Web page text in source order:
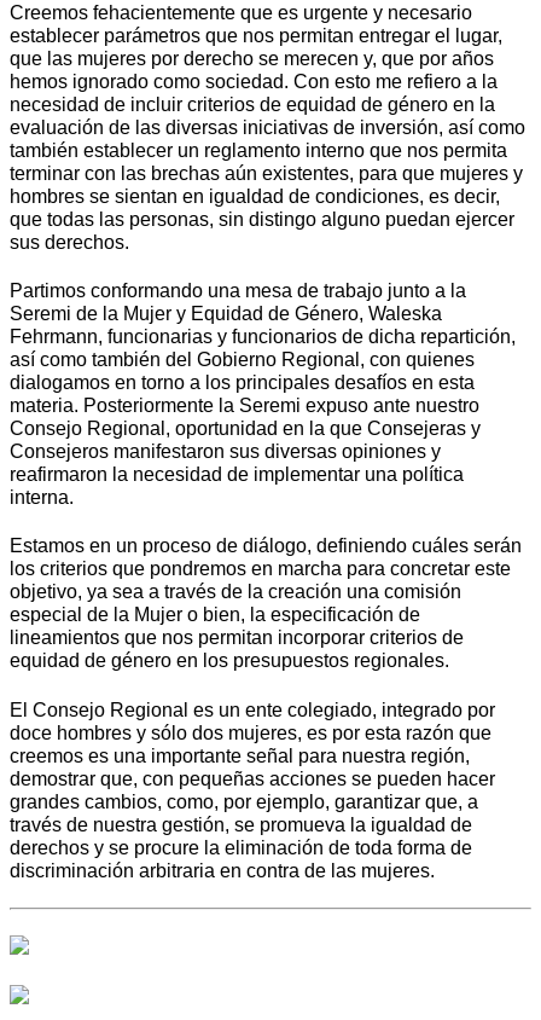
Creemos fehacientemente que es urgente y necesario
establecer parámetros que nos permitan entregar el lugar,
que las mujeres por derecho se merecen y, que por años
hemos ignorado como sociedad. Con esto me refiero a la
necesidad de incluir criterios de equidad de género en la
evaluación de las diversas iniciativas de inversión, así como
también establecer un reglamento interno que nos permita
terminar con las brechas aún existentes, para que mujeres y
hombres se sientan en igualdad de condiciones, es decir,
que todas las personas, sin distingo alguno puedan ejercer
sus derechos.
Partimos conformando una mesa de trabajo junto a la
Seremi de la Mujer y Equidad de Género, Waleska
Fehrmann, funcionarias y funcionarios de dicha repartición,
así como también del Gobierno Regional, con quienes
dialogamos en torno a los principales desafíos en esta
materia. Posteriormente la Seremi expuso ante nuestro
Consejo Regional, oportunidad en la que Consejeras y
Consejeros manifestaron sus diversas opiniones y
reafirmaron la necesidad de implementar una política
interna.
Estamos en un proceso de diálogo, definiendo cuáles serán
los criterios que pondremos en marcha para concretar este
objetivo, ya sea a través de la creación una comisión
especial de la Mujer o bien, la especificación de
lineamientos que nos permitan incorporar criterios de
equidad de género en los presupuestos regionales.
El Consejo Regional es un ente colegiado, integrado por
doce hombres y sólo dos mujeres, es por esta razón que
creemos es una importante señal para nuestra región,
demostrar que, con pequeñas acciones se pueden hacer
grandes cambios, como, por ejemplo, garantizar que, a
través de nuestra gestión, se promueva la igualdad de
derechos y se procure la eliminación de toda forma de
discriminación arbitraria en contra de las mujeres.